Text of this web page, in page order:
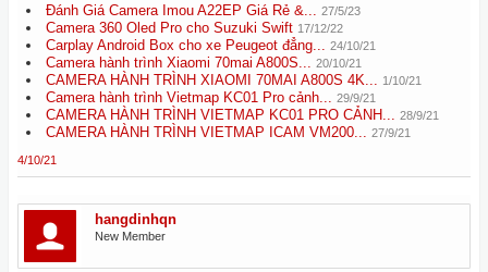
Đánh Giá Camera Imou A22EP Giá Rẻ &... 27/5/23
Camera 360 Oled Pro cho Suzuki Swift 17/12/22
Carplay Android Box cho xe Peugeot đẳng... 24/10/21
Camera hành trình Xiaomi 70mai A800S... 20/10/21
CAMERA HÀNH TRÌNH XIAOMI 70MAI A800S 4K... 1/10/21
Camera hành trình Vietmap KC01 Pro cảnh... 29/9/21
CAMERA HÀNH TRÌNH VIETMAP KC01 PRO CẢNH... 28/9/21
CAMERA HÀNH TRÌNH VIETMAP ICAM VM200... 27/9/21
4/10/21
hangdinhqn
New Member